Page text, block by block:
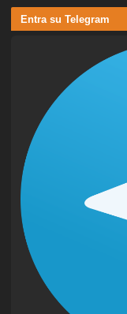
Entra su Telegram